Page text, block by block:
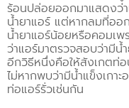
ร้อนปล่อยออกมาแสดงว่
น้ำยาแอร์ แต่หากลมที่ออ
น้ำยาแอร์น้อยหรือคอมเพ
ว่าแอร์มาตรวจสอบว่ามีน้
อีกวิธีหนึ่งคือให้สังเกตท่อ
ไม่หากพบว่ามีน้ำแข็งเกาะ
ท่อแอร์รั่วเช่นกัน